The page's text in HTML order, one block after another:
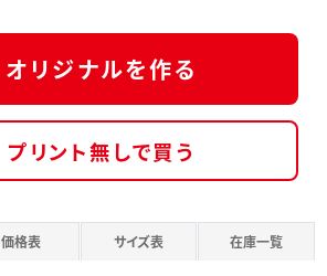
オリジナルを作る
プリント無しで買う
価格表 サイズ表 在庫一覧